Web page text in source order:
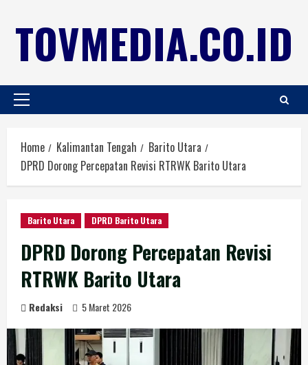
TOVMEDIA.CO.ID
Home Kalimantan Tengah
Barito Utara
DPRD Dorong Percepatan Revisi RTRWK Barito Utara
Barito Utara DPRD Barito Utara
DPRD Dorong Percepatan Revisi
RTRWK Barito Utara
Redaksi 5 Maret 2026